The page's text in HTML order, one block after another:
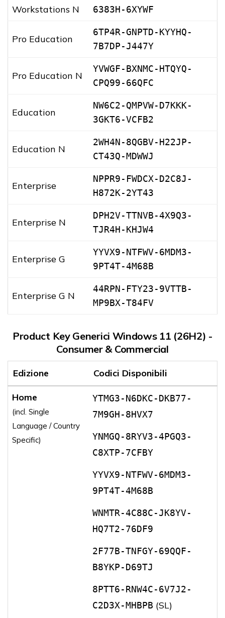
Workstations N
6383H-6XYWF
Pro Education
6TP4R-GNPTD-KYYHQ-
7B7DP-J447Y
Pro Education N
YVWGF-BXNMC-HTQYQ-
CPQ99-66QFC
Education
NW6C2-QMPVW-D7KKK-
3GKT6-VCFB2
Education N
2WH4N-8QGBV-H22JP-
CT43Q-MDWWJ
Enterprise
NPPR9-FWDCX-D2C8J-
H872K-2YT43
Enterprise N
DPH2V-TTNVB-4X9Q3-
TJR4H-KHJW4
Enterprise G
YYVX9-NTFWV-6MDM3-
9PT4T-4M68B
Enterprise G N
44RPN-FTY23-9VTTB-
MP9BX-T84FV
Product Key Generici Windows 11 (26H2) -
Consumer & Commercial
Edizione Codici Disponibili
Home
(incl. Single
Language / Country
Specific)
YTMG3-N6DKC-DKB77-
7M9GH-8HVX7
YNMGQ-8RYV3-4PGQ3-
C8XTP-7CFBY
YYVX9-NTFWV-6MDM3-
9PT4T-4M68B
WNMTR-4C88C-JK8YV-
HQ7T2-76DF9
2F77B-TNFGY-69QQF-
B8YKP-D69TJ
8PTT6-RNW4C-6V7J2-
C2D3X-MHBPB (SL)